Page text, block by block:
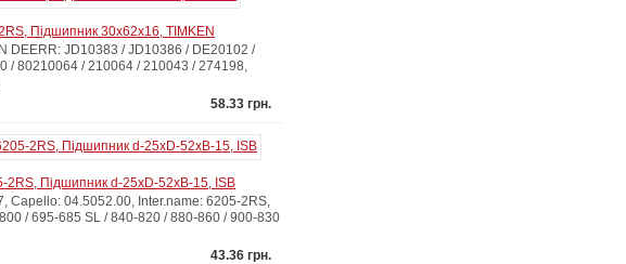
Підшипник 30x62x16, TIMKEN
DEERR: JD10383 / JD10386 / DE20102 /
/ 80210064 / 210064 / 210043 / 274198,
58.33 грн.
Підшипник d-25xD-52xB-15, ISB
04.5052.00, Inter.name: 6205-2RS,
/ 695-685 SL / 840-820 / 880-860 / 900-830
43.36 грн.